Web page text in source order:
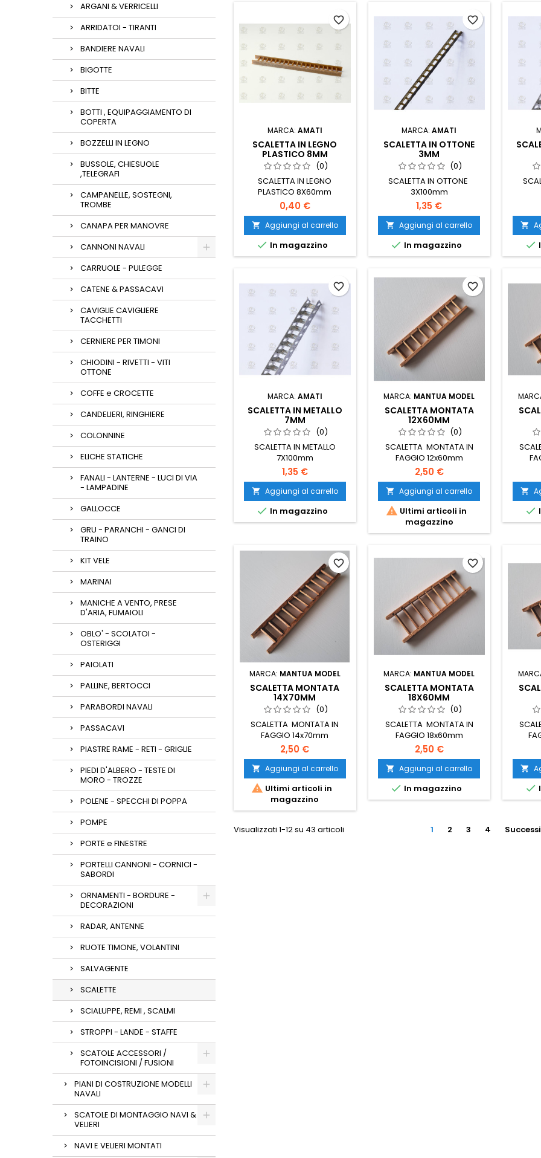
ARGANI & VERRICELLI
ARRIDATOI - TIRANTI
BANDIERE NAVALI
BIGOTTE
BITTE
BOTTI , EQUIPAGGIAMENTO DI
COPERTA
BOZZELLI IN LEGNO
BUSSOLE, CHIESUOLE
,TELEGRAFI
CAMPANELLE, SOSTEGNI,
TROMBE
CANAPA PER MANOVRE
CANNONI NAVALI
CARRUOLE - PULEGGE
CATENE & PASSACAVI
CAVIGLIE CAVIGLIERE
TACCHETTI
CERNIERE PER TIMONI
CHIODINI - RIVETTI - VITI
OTTONE
COFFE e CROCETTE
CANDELIERI, RINGHIERE
COLONNINE
ELICHE STATICHE
FANALI - LANTERNE - LUCI DI VIA
- LAMPADINE
GALLOCCE
GRU - PARANCHI - GANCI DI
TRAINO
KIT VELE
MARINAI
MANICHE A VENTO, PRESE
D'ARIA, FUMAIOLI
OBLO' - SCOLATOI -
OSTERIGGI
PAIOLATI
PALLINE, BERTOCCI
PARABORDI NAVALI
PASSACAVI
PIASTRE RAME - RETI - GRIGLIE
PIEDI D'ALBERO - TESTE DI
MORO - TROZZE
POLENE - SPECCHI DI POPPA
POMPE
PORTE e FINESTRE
PORTELLI CANNONI - CORNICI -
SABORDI
ORNAMENTI - BORDURE -
DECORAZIONI
RADAR, ANTENNE
RUOTE TIMONE, VOLANTINI
SALVAGENTE
SCALETTE
SCIALUPPE, REMI , SCALMI
STROPPI - LANDE - STAFFE
SCATOLE ACCESSORI /
FOTOINCISIONI / FUSIONI
PIANI DI COSTRUZIONE MODELLI
NAVALI
SCATOLE DI MONTAGGIO NAVI &
VELIERI
NAVI E VELIERI MONTATI
MARCA: AMATI
SCALETTA IN LEGNO
PLASTICO 8MM
(0)
SCALETTA IN LEGNO
PLASTICO 8X60mm
0,40 €
 Aggiungi al carrello
 In magazzino
favorite_border
MARCA:AMATI
SCALETTA IN OTTONE
3MM
(0)
SCALETTA IN OTTONE
3X100mm
1,35 €
 Aggiungi al carrello
 In magazzino
favorite_border


MARCA: AMATI
SCALETTA IN METALLO
7MM
(0)
SCALETTA IN METALLO
7X100mm
1,35 €
 Aggiungi al carrello
 In magazzino
favorite_border
MARCA: MANTUA MODEL
SCALETTA MONTATA
12X60MM
(0)
SCALETTA MONTATA IN
FAGGIO 12x60mm
2,50 €
 Aggiungi al carrello
 Ultimi articoli in
magazzino
favorite_border


MARCA: MANTUA MODEL
SCALETTA MONTATA
14X70MM
(0)
SCALETTA MONTATA IN
FAGGIO 14x70mm
2,50 €
 Aggiungi al carrello
 Ultimi articoli in
magazzino
favorite_border
MARCA: MANTUA MODEL
SCALETTA MONTATA
18X60MM
(0)
SCALETTA MONTATA IN
FAGGIO 18x60mm
2,50 €
 Aggiungi al carrello
 In magazzino
favorite_border


Visualizzati 1-12 su 43 articoli 1 2 3 4